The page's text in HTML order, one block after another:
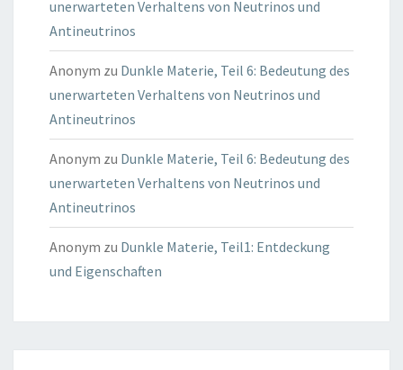
unerwarteten Verhaltens von Neutrinos und
Antineutrinos
Anonym zu Dunkle Materie, Teil 6: Bedeutung des
unerwarteten Verhaltens von Neutrinos und
Antineutrinos
Anonym zu Dunkle Materie, Teil 6: Bedeutung des
unerwarteten Verhaltens von Neutrinos und
Antineutrinos
Anonym zu Dunkle Materie, Teil1: Entdeckung
und Eigenschaften